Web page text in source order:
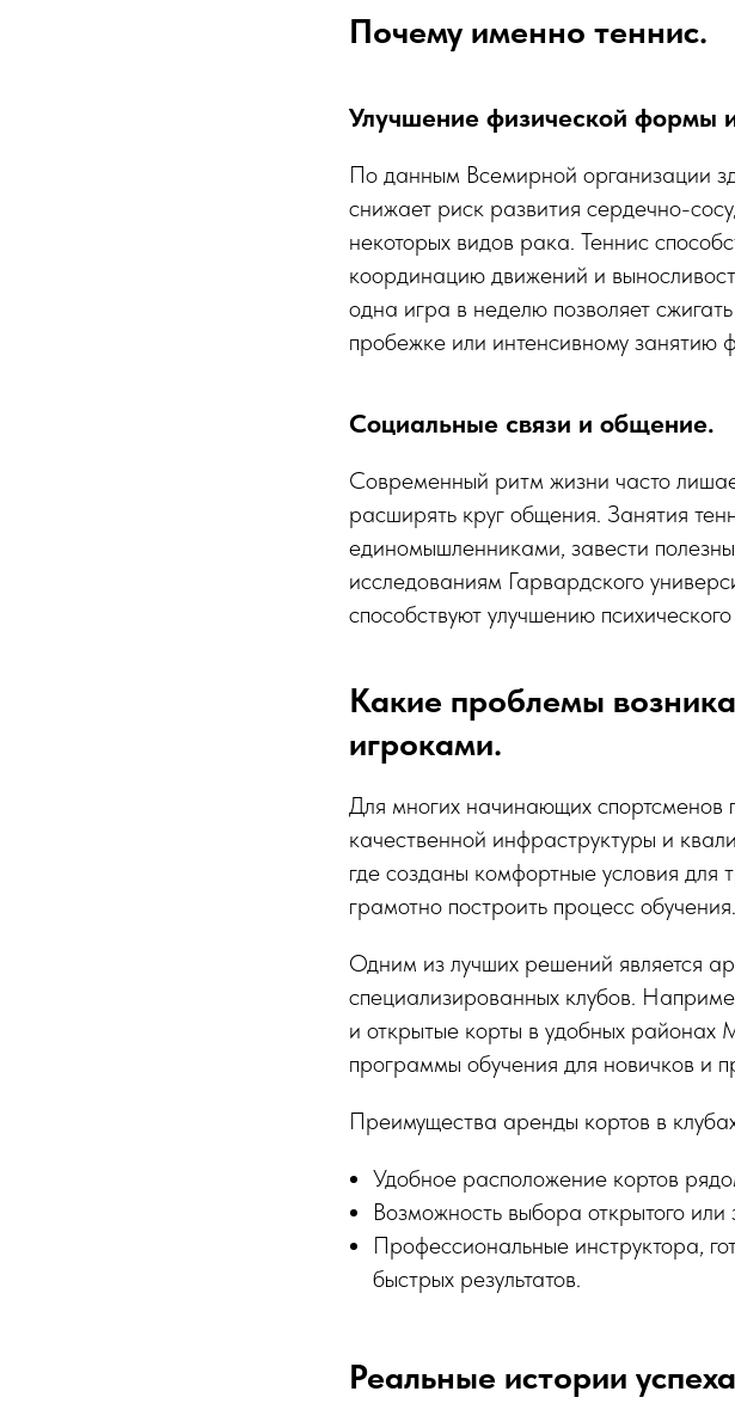
Почему именно теннис.
Улучшение физической формы
По данным Всемирной организации
снижает риск развития сердечно-
некоторых видов рака. Теннис
координацию движений и
одна игра в неделю позволяет
пробежке или интенсивному занятию
Социальные связи и общение.
Современный ритм жизни часто
расширять круг общения. Занятия
единомышленниками, завести
исследованиям Гарвардского
способствуют улучшению
Какие проблемы
игроками.
Для многих начинающих спортсменов
качественной инфраструктуры и
где созданы комфортные условия для
грамотно построить процесс обучения.
Одним из лучших решений является
специализированных клубов.
и открытые корты в удобных районах
программы обучения для новичков и
Преимущества аренды кортов в
Удобное расположение кортов
Возможность выбора открытого или
Профессиональные инструктора,
быстрых результатов.
Реальные истории